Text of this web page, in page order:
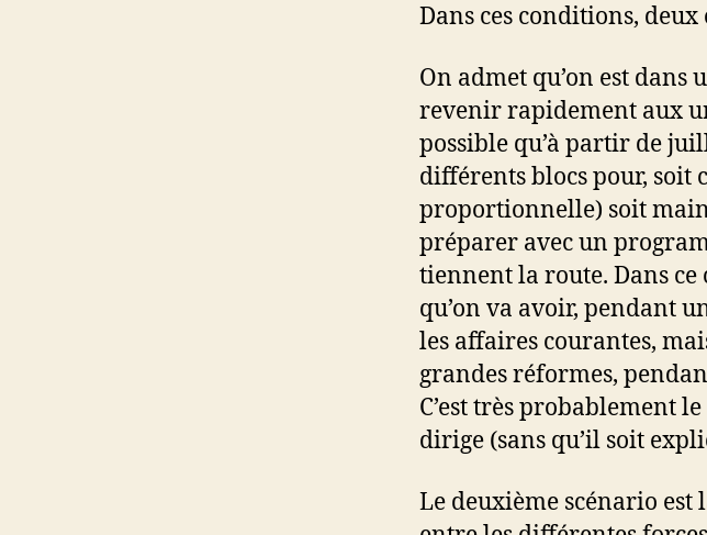
Dans ces conditions,
On admet qu’on est dans
revenir rapidement aux
possible qu’à partir de
différents blocs pour, soit
proportionnelle) soit
préparer avec un
tiennent la route. Dans ce
qu’on va avoir, pendant
les affaires courantes,
grandes réformes,
C’est très probablement
dirige (sans qu’il soit
Le deuxième scénario est